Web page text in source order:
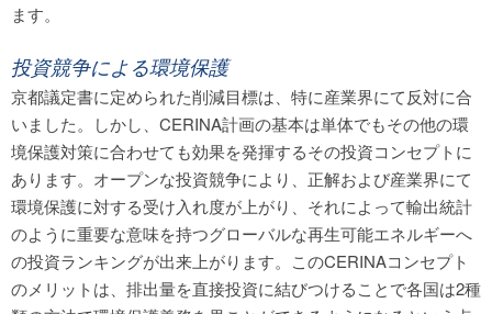
ます。
投資競争による環境保護
京都議定書に定められた削減目標は、特に産業界にて反対に合
いました。しかし、CERINA計画の基本は単体でもその他の環
境保護対策に合わせても効果を発揮するその投資コンセプトに
あります。オープンな投資競争により、正解および産業界にて
環境保護に対する受け入れ度が上がり、それによって輸出統計
のように重要な意味を持つグローバルな再生可能エネルギーへ
の投資ランキングが出来上がります。このCERINAコンセプト
のメリットは、排出量を直接投資に結びつけることで各国は2種